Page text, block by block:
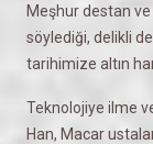
Meşhur destan
söylediği, delikli
tarihimize altın
Teknolojiye ilme
Han, Macar